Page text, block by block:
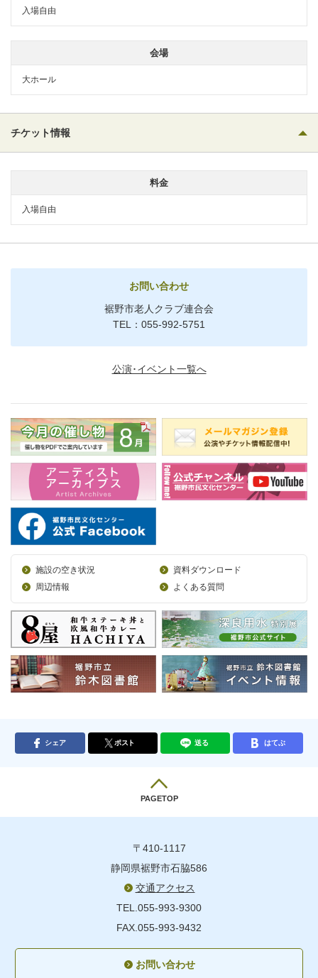
入場自由
会場
大ホール
チケット情報
料金
入場自由
お問い合わせ
裾野市老人クラブ連合会
TEL：055-992-5751
公演･イベント一覧へ
施設の空き状況
資料ダウンロード
周辺情報
よくある質問
シェア ポスト 送る はてぶ
PAGETOP
〒410-1117
静岡県裾野市石脇586
交通アクセス
TEL.055-993-9300
FAX.055-993-9432
お問い合わせ